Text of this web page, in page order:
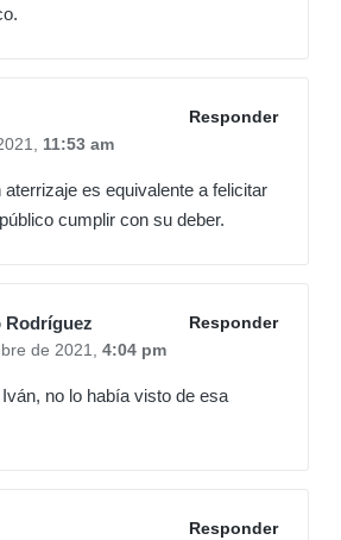
Responder
11:53 am
aterrizaje es equivalente a felicitar
cumplir con su deber.
Rodríguez
Responder
de 2021, 4:04 pm
no lo había visto de esa
Responder